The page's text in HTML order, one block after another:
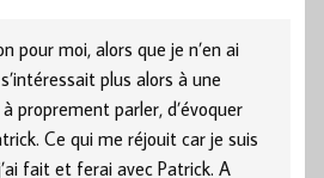
pour moi, alors que je n’en ai
plus alors à une
proprement parler, d’évoquer
Ce qui me réjouit car je suis
fait et ferai avec Patrick. A